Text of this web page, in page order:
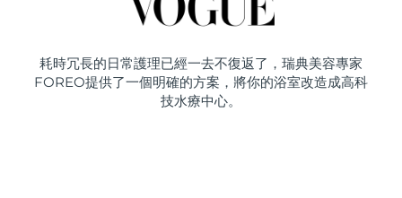
耗時冗長的日常護理已經一去不復返了，瑞典美容專家
FOREO提供了一個明確的方案，將你的浴室改造成高科
技水療中心。